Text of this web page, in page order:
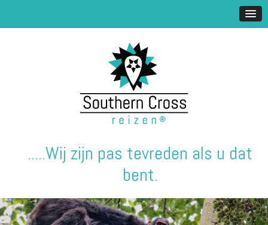
.....Wij zijn pas tevreden als u dat
bent.